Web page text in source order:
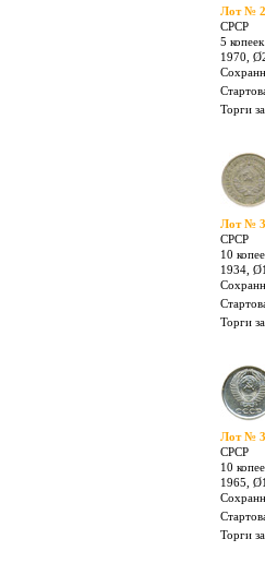
5 копеек
1967,
Торги
СРСР
5 копеек
1970,
Торги
СРСР
10 копеек
1934,
Торги